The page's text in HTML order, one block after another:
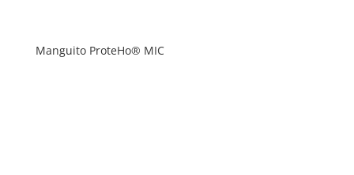
Manguito ProteHo® MIC